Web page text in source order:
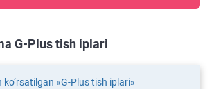
G-Plus tish iplari
ko‘rsatilgan «G-Plus tish iplari»